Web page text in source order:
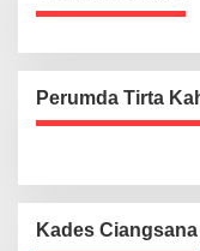
Perumda Tirta
Kades Ciangsana